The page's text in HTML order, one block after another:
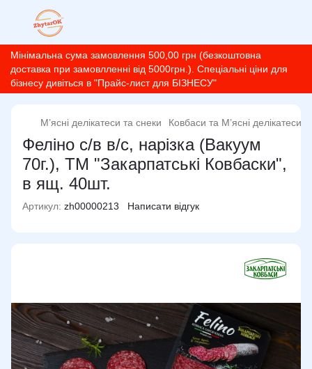
Мінімальна сума замовлення 500,00 грн (безкоштовна
доставка при замовлленні від 5000грн.). Спеціальні ціни для
бізнесу дивіться в "Прайс-лист для БІЗНЕСУ"
М’ясні делікатеси та снеки Ковбаси та М’ясні делікатеси
Феліно с/в в/с, нарізка (Вакуум
70г.), ТМ "Закарпатські Ковбаски",
в ящ. 40шт.
Артикул: zh00000213 Написати відгук